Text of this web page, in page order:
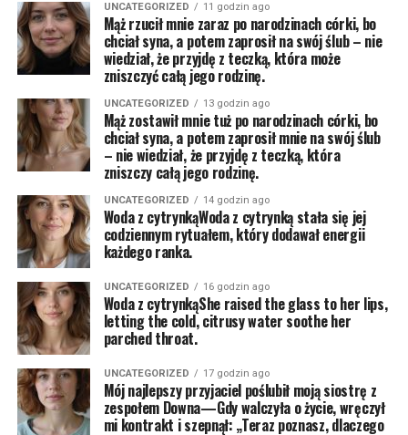
UNCATEGORIZED 11 godzin ago
Mąż rzucił mnie zaraz po narodzinach córki, bo
chciał syna, a potem zaprosił na swój ślub – nie
wiedział, że przyjdę z teczką, która może
zniszczyć całą jego rodzinę.
UNCATEGORIZED 13 godzin ago
Mąż zostawił mnie tuż po narodzinach córki, bo
chciał syna, a potem zaprosił mnie na swój ślub
– nie wiedział, że przyjdę z teczką, która
zniszczy całą jego rodzinę.
UNCATEGORIZED 14 godzin ago
Woda z cytrynkąWoda z cytrynką stała się jej
codziennym rytuałem, który dodawał energii
każdego ranka.
UNCATEGORIZED 16 godzin ago
Woda z cytrynkąShe raised the glass to her lips,
letting the cold, citrusy water soothe her
parched throat.
UNCATEGORIZED 17 godzin ago
Mój najlepszy przyjaciel poślubił moją siostrę z
zespołem Downa—Gdy walczyła o życie, wręczył
mi kontrakt i szepnął: „Teraz poznasz, dlaczego